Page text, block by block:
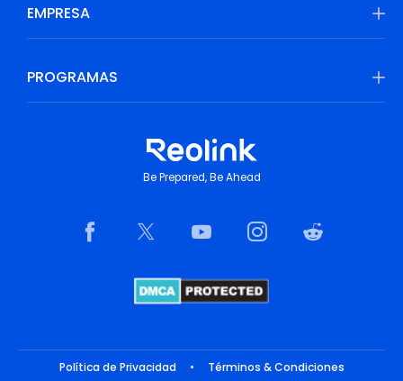
EMPRESA
PROGRAMAS
Be Prepared, Be Ahead
Política de Privacidad • Términos & Condiciones